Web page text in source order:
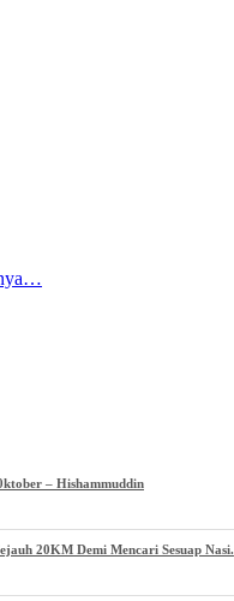
– Hishammuddin
20KM Demi Mencari Sesuap Nasi.